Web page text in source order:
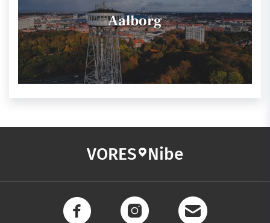
Aalborg
VORES Nibe